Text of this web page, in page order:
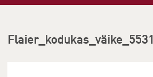
Flaier_kodukas_väike_5531